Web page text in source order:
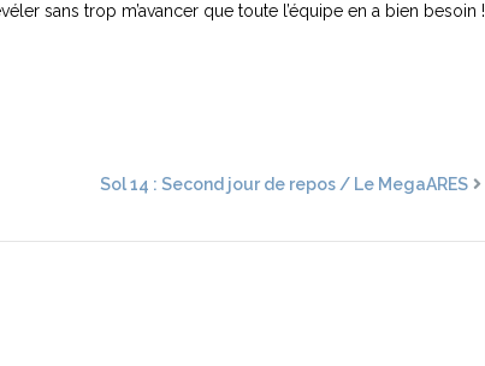
sans trop m’avancer que toute l’équipe en a bien besoin !
Sol 14 : Second jour de repos / Le MegaARES